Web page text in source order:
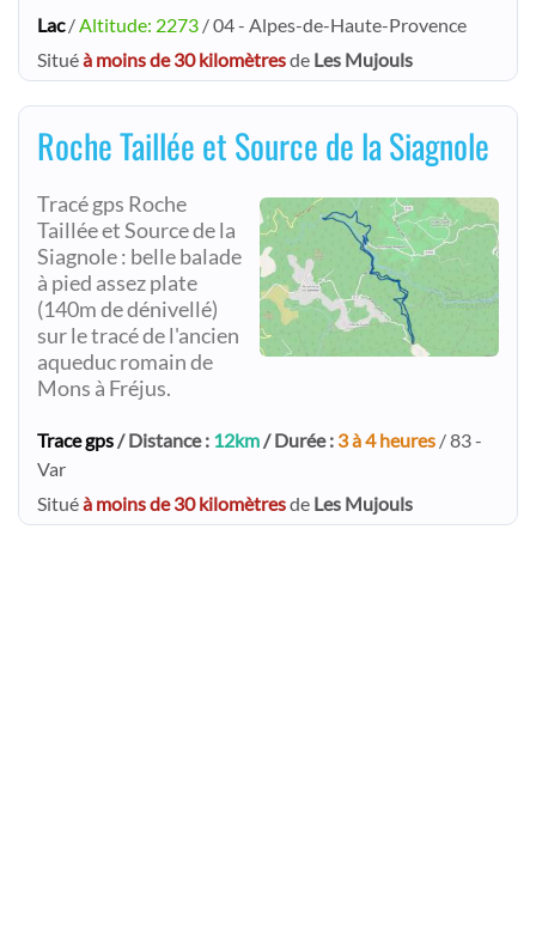
Lac/Altitude: 2273 / 04 - Alpes-de-Haute-Provence
Situéà moins de 30 kilomètresde Les Mujouls
Roche Taillée et Source de la Siagnole
Tracé gps Roche
Taillée et Source de la
Siagnole : belle balade
à pied assez plate
(140m de dénivellé)
sur le tracé de l'ancien
aqueduc romain de
Mons à Fréjus.
Trace gps/ Distance : 12km/ Durée : 3 à 4 heures / 83 -
Var
Situéà moins de 30 kilomètresde Les Mujouls